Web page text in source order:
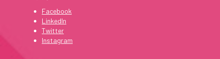
Facebook
LinkedIn
Twitter
Instagram